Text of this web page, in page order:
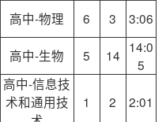
高中-物理 6 3 3:06
高中-生物 5 14 14:0
5
高中-信息技
术和通用技
1 2 2:01